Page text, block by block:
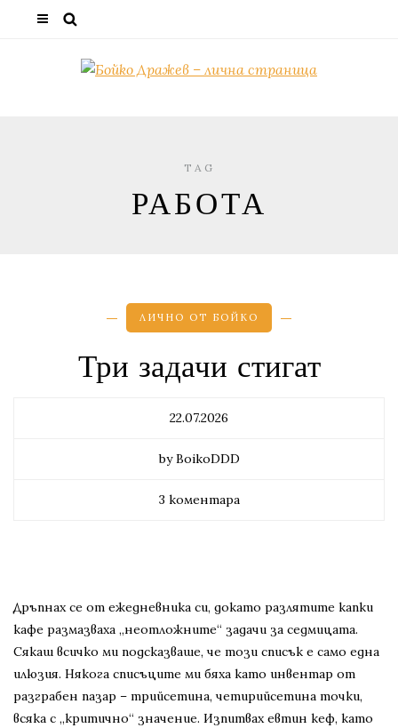
TAG
РАБОТА
ЛИЧНО ОТ БОЙКО
Три задачи стигат
22.07.2026
by BoikoDDD
3 коментара
Дръпнах се от ежедневника си, докато разлятите капки
кафе размазваха „неотложните“ задачи за седмицата.
Сякаш всичко ми подсказваше, че този списък е само една
илюзия. Някога списъците ми бяха като инвентар от
разграбен пазар – трийсетина, четирийсетина точки,
всяка с „критично“ значение. Изпитвах евтин кеф, като